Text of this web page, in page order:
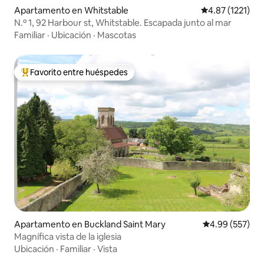
Apartamento en Whitstable Calificación
4.87 (1221)
N.º 1, 92 Harbour st, Whitstable. Escapada junto al mar
Familiar · Ubicación · Mascotas
Favorito entre huéspedes preferido
Favorito entre huéspedes
Apartamento en Buckland Saint Mary Calificación
4.99 (557)
Magnífica vista de la iglesia
Ubicación · Familiar · Vista